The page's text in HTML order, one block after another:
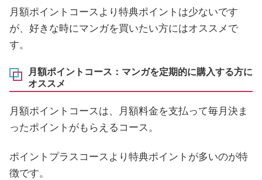
月額ポイントコースより特典ポイントは少ないです
が、好きな時にマンガを買いたい方にはオススメで
す。
月額ポイントコース：マンガを定期的に購入する方に
オススメ
月額ポイントコースは、月額料金を支払って毎月決ま
ったポイントがもらえるコース。
ポイントプラスコースより特典ポイントが多いのが特
徴です。